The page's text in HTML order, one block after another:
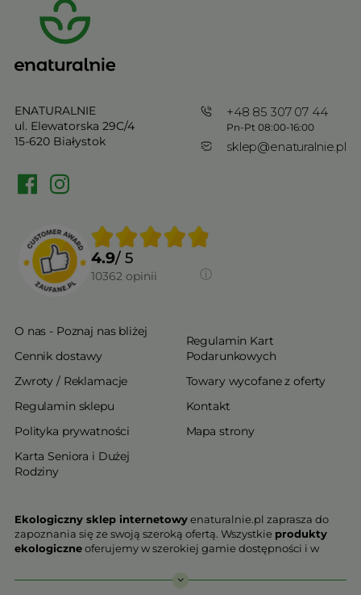
ENATURALNIE
ul. Elewatorska 29C/4
15-620 Białystok
+48 85 307 07 44
Pn-Pt 08:00-16:00
sklep@enaturalnie.pl
4.9/ 5
10362 opinii
O nas - Poznaj nas bliżej
Cennik dostawy
Zwroty / Reklamacje
Regulamin sklepu
Polityka prywatności
Karta Seniora i Dużej
Rodziny
Regulamin Kart
Podarunkowych
Towary wycofane z oferty
Kontakt
Mapa strony
Ekologiczny sklep internetowyenaturalnie.pl zaprasza do
zapoznania się ze swoją szeroką ofertą. Wszystkie produkty
ekologiczneoferujemy w szerokiej gamie dostępności i w
ekologiczne charakteryzują się najwyższą jakością.